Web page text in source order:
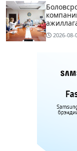
2026-08-
3
зохион